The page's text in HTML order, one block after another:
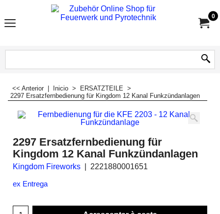
0
<< Anterior Inicio > ERSATZTEILE >
2297 Ersatzfernbedienung für Kingdom 12 Kanal Funkzündanlagen
2297 Ersatzfernbedienung für
Kingdom 12 Kanal Funkzündanlagen
Kingdom Fireworks 2221880001651
ex Entrega